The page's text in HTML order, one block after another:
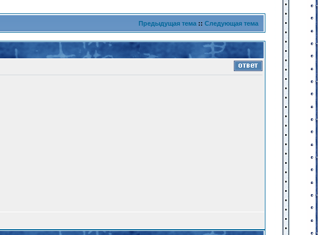
Предыдущая тема :: Следующая тема